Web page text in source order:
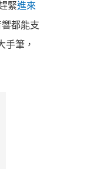
緊進來
都能支
手筆，